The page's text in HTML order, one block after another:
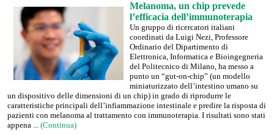
Melanoma, un chip prevede
l’efficacia dell’immunoterapia
Un gruppo di ricercatori italiani
coordinati da Luigi Nezi, Professore
Ordinario del Dipartimento di
Elettronica, Informatica e Bioingegneria
del Politecnico di Milano, ha messo a
punto un “gut-on-chip” (un modello
miniaturizzato dell’intestino umano su
un dispositivo delle dimensioni di un chip) in grado di riprodurre le
caratteristiche principali dell’infiammazione intestinale e predire la risposta di
pazienti con melanoma al trattamento con immunoterapia. I risultati sono stati
appena ... (Continua)